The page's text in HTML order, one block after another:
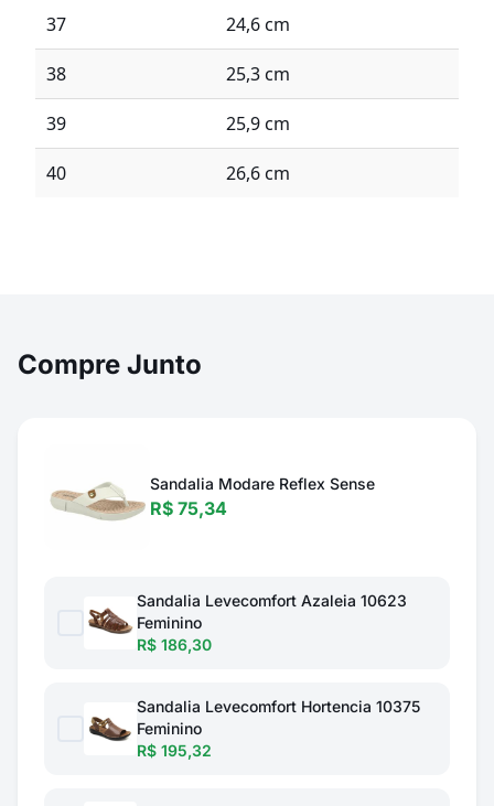
37 24,6 cm
38 25,3 cm
39 25,9 cm
40 26,6 cm
Compre Junto
Sandalia Modare Reflex Sense
R$ 75,34
Sandalia Levecomfort Azaleia 10623
Feminino
R$ 186,30
Sandalia Levecomfort Hortencia 10375
Feminino
R$ 195,32